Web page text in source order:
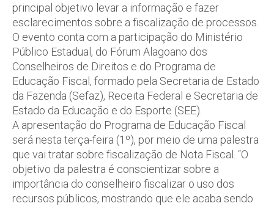
principal objetivo levar a informação e fazer
esclarecimentos sobre a fiscalização de processos.
O evento conta com a participação do Ministério
Público Estadual, do Fórum Alagoano dos
Conselheiros de Direitos e do Programa de
Educação Fiscal, formado pela Secretaria de Estado
da Fazenda (Sefaz), Receita Federal e Secretaria de
Estado da Educação e do Esporte (SEE).
A apresentação do Programa de Educação Fiscal
será nesta terça-feira (1º), por meio de uma palestra
que vai tratar sobre fiscalização de Nota Fiscal. “O
objetivo da palestra é conscientizar sobre a
importância do conselheiro fiscalizar o uso dos
recursos públicos, mostrando que ele acaba sendo